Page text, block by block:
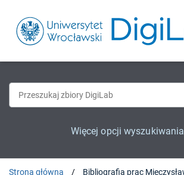
Więcej opcji wyszukiwania
Strona główna